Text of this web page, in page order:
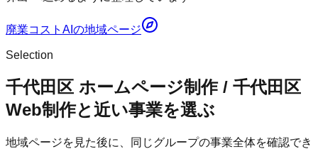
廃業コストAI の地域ページ
Selection
千代田区 ホームページ制作 / 千代田区
Web制作と近い事業を選ぶ
地域ページを見た後に、同じグループの事業全体を確認でき